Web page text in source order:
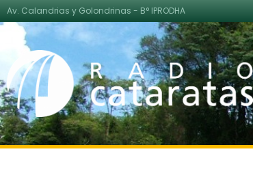
Av. Calandrias y Golondrinas - B° IPRODHA